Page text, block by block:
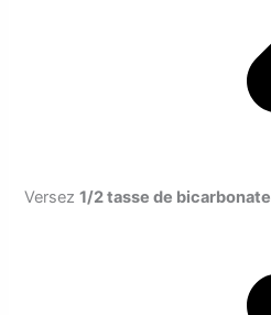
Versez1/2 tasse de bicarbonate